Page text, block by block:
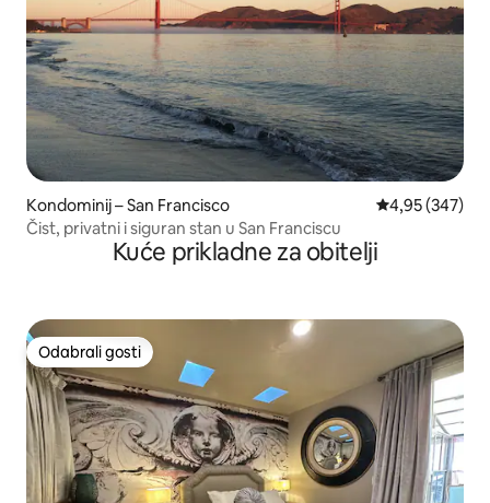
Kondominij – San Francisco Prosječna
4,95 (347)
Čist, privatni i siguran stan u San Franciscu
Kuće prikladne za obitelji
Odabrali gosti
Odabrali gosti